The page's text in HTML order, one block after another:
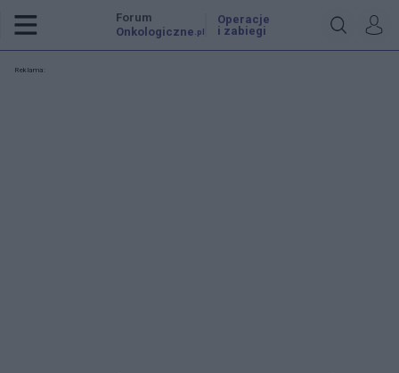
Forum
Onkologiczne .pl
Operacje
i zabiegi
Reklama: